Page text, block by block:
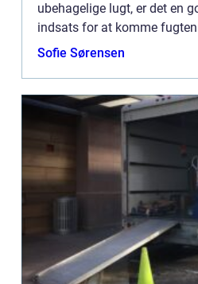
ubehagelige lugt, er det en
indsats for at komme
gang for alle får fjernet
Sofie Sørensen